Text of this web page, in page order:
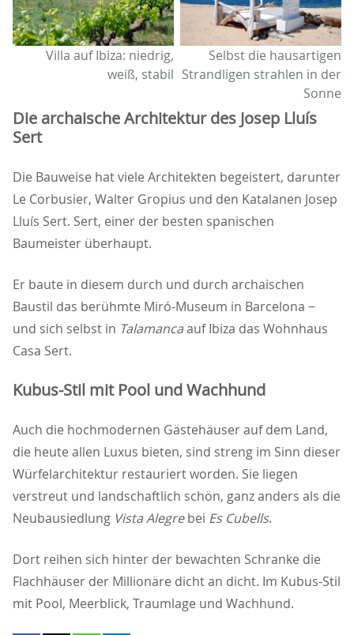
Villa auf Ibiza: niedrig,
weiß, stabil
Selbst die hausartigen
Strandligen strahlen in der
Sonne
Die archaische Architektur des Josep Lluís
Sert
Die Bauweise hat viele Architekten begeistert, darunter
Le Corbusier, Walter Gropius und den Katalanen Josep
Lluís Sert. Sert, einer der besten spanischen
Baumeister überhaupt.
Er baute in diesem durch und durch archaischen
Baustil das berühmte Miró-Museum in Barcelona −
und sich selbst in Talamancaauf Ibiza das Wohnhaus
Casa Sert.
Kubus-Stil mit Pool und Wachhund
Auch die hochmodernen Gästehäuser auf dem Land,
die heute allen Luxus bieten, sind streng im Sinn dieser
Würfelarchitektur restauriert worden. Sie liegen
verstreut und landschaftlich schön, ganz anders als die
Neubausiedlung Vista Alegrebei Es Cubells.
Dort reihen sich hinter der bewachten Schranke die
Flachhäuser der Millionäre dicht an dicht. Im Kubus-Stil
mit Pool, Meerblick, Traumlage und Wachhund.